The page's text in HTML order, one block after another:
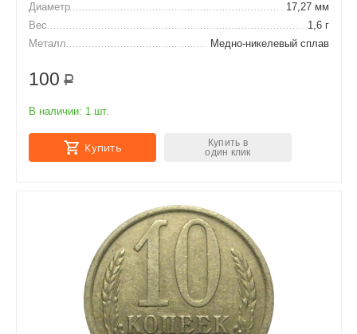
Диаметр
17,27 мм
Вес
1,6 г
Металл
Медно-никелевый сплав
100 Р
В наличии: 1 шт.
Купить
Купить в
один клик